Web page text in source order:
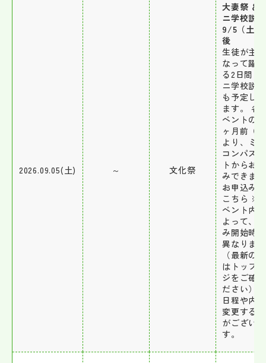
2026.09.05(土) ～ 文化祭
大妻祭 ＆
ニ学校説
9/5（土）
後
生徒が主
なって躍
る2日間！
ニ学校説
も予定し
ます。 各
ベントの
ヶ月前（
より、ミ
コンパス
トからお
みできま
お申込みは
こちら ※
ベント内
よって、
み開始時
異なりま
（最新の
はトップ
ジをご確
ださい）
日程や内
変更する
がございま
す。